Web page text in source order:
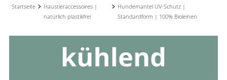
Startseite
Haustieraccessoires |
natürlich plastikfrei
Hundemantel UV-Schutz |
Standardform | 100% Bioleinen